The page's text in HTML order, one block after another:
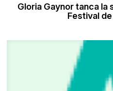
Gloria Gaynor tanca la
Festival